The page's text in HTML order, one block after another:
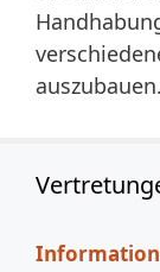
auszubauen.